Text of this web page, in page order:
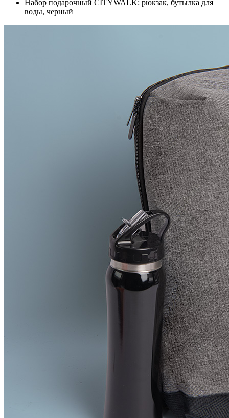
Набор подарочный CITYWALK: рюкзак, бутылка для
воды, черный